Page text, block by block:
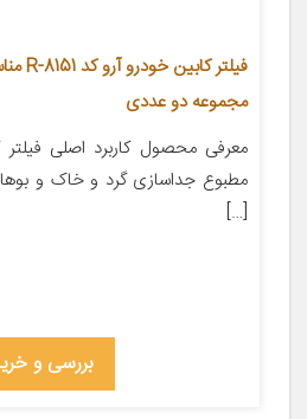
مجموعه دو عددی
معرفی محصول کاربرد اصلی
مطبوع جداسازی گرد و خاک و
[…]
بررسی و